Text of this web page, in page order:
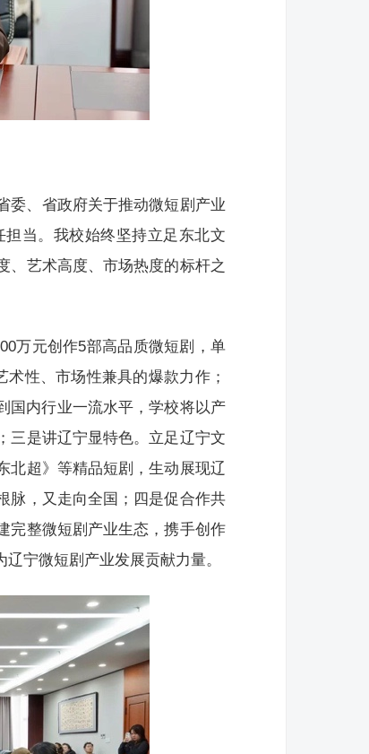
委、省政府关于推动微短剧产业
当。我校始终坚持立足东北文
、艺术高度、市场热度的标杆之
万元创作5部高品质微短剧，单
性、市场性兼具的爆款力作；
国内行业一流水平，学校将以产
三是讲辽宁显特色。立足辽宁文
北超》等精品短剧，生动展现辽
脉，又走向全国；四是促合作共
完整微短剧产业生态，携手创作
宁微短剧产业发展贡献力量。